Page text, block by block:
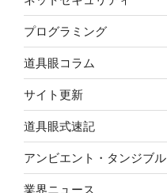
プログラミング
道具眼コラム
サイト更新
道具眼式速記
アンビエント・タンジブル
業界ニュース